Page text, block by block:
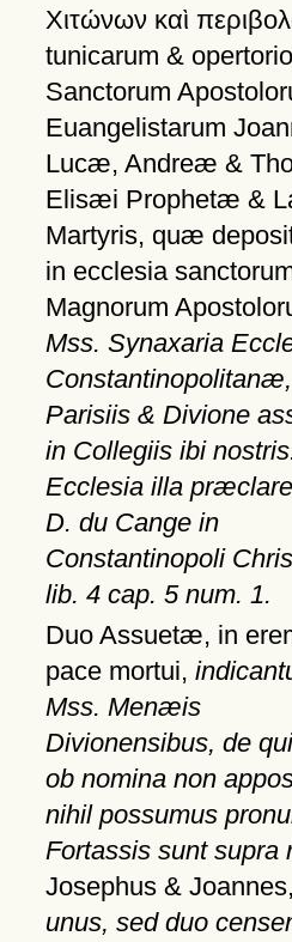
Χιτώνων καὶ
tunicarum &
Sanctorum
Euangelistarum
Lucæ, Andreæ &
Elisæi Prophetæ &
Martyris, quæ
in ecclesia
Magnorum
Mss. Synaxaria
Constantinopolitanæ,
Parisiis & Divione
in Collegiis ibi
Ecclesia illa
D. du Cange in
Constantinopoli
lib. 4 cap. 5 num. 1.
Duo Assuetæ, in
pace mortui,
Mss. Menæis
Divionensibus, de
ob nomina non
nihil possumus
Fortassis sunt supra
Josephus & Joannes,
unus, sed duo